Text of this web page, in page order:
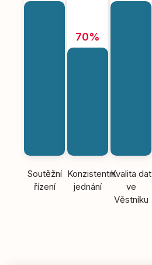
Soutěžní
řízení
70%
Konzistentní
jednání
Kvalita dat
ve
Věstníku